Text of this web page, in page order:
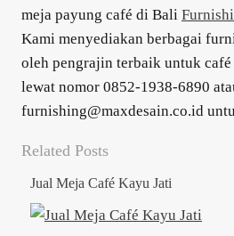
meja payung café di Bali
Kami menyediakan berbagai
oleh pengrajin terbaik untuk
lewat nomor 0852-1938-6890
furnishing@maxdesain.co.id
Related Posts
Jual Meja Café Kayu Jati